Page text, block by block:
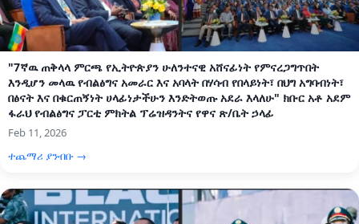
"7ኛዉ ጠቅላላ ምርጫ የኢትዮጵያን ሁለንተናዊ አሸናፊነት የምናረጋግጥበት
እንዲሆን መላዉ የብልፅግና አመራር እና አባላት በሃሳብ የበላይነት፣ በህግ አግባብነት፣
በፅናት እና በቁርጠኝነት ሀላፊነታችሁን እንድትወጡ አደራ እላለሁ" ክቡር አቶ አደም
ፋራህ የብልፅግና ፓርቲ ምክትል ፕሬዝዳንትና የዋና ጽ/ቤት ኃላፊ
Feb 11, 2026
ተጨማሪ ያንብቡ →